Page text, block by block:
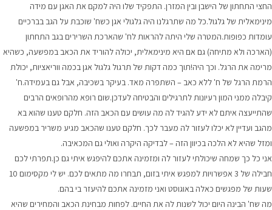
החצי התחתון של הישבן ובין המזרן. התפקיד שלו היה למקם את האגן עם מידה
מינימאלית של גלגול.כל מה שתרגלנו היה גלגולי אגן כשח' שוכבת על הגב בברכיים
עומדות כפופות.המטרה שלי היתה להראות לח' שהארכת השרירים בגב התחתון
(הארכה ולא מתיחה) גם אם היא מינימאלית, יכולה להוריד את הכאב במפשעה, כשהיא
מרימה את הרגל. וכך היה!תוך כמה דקות של תרגול גלגול אגן בכמה ווריאציות, יכולת
הרמת הרגל של ח' ללא כאב – השתפרה מאד. בעיקר בשכיבה, אבל גם בעמידה.ח'
קיבלה ממני המון רעיונות לתרגילים והבטיחה לעדכן.שום רופא מהרופאים הרבים
שהתייעצה איתם לא ידע להגיד לה מה עושים עם הכאב הזה. חלקם טענו שהוא בא
מהגב ועדיין לא יכלו לעזור לה מעבר לכך. חלקם טענו שהכאב מגיע משריר במפשעה
ומזל שהיא לא הלכה בכיוון הזה – לבדיקה היקרה ואולי גם המכאיבה.
אני כל כך שמחה שיכולתי לעזור לה ומזמינה אתכם להיפגש איתי גם כן.תפרתי לכם
חבילה של 3 אפשרויות למפגש איתי בזום, תבחרו מה מתאים לכם. יש לי מקסימום 10
שעות של מפגשים כאלה באוגוסט ואני מזמינה אתכם להיעזר בי בהם.
מה שח' הבינה היום יכול לשנות לה את החיים. לפחות מבחינת הכאב והמחירים שהיא